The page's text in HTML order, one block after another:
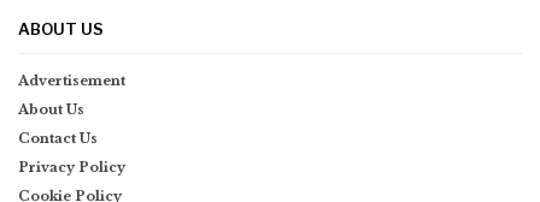
ABOUT US
Advertisement
About Us
Contact Us
Privacy Policy
Cookie Policy